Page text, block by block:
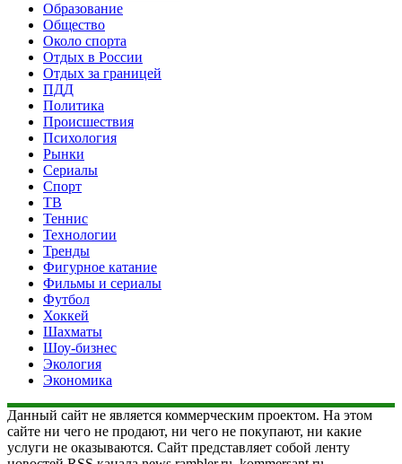
Образование
Общество
Около спорта
Отдых в России
Отдых за границей
ПДД
Политика
Происшествия
Психология
Рынки
Сериалы
Спорт
ТВ
Теннис
Технологии
Тренды
Фигурное катание
Фильмы и сериалы
Футбол
Хоккей
Шахматы
Шоу-бизнес
Экология
Экономика
Данный сайт не является коммерческим проектом. На этом
сайте ни чего не продают, ни чего не покупают, ни какие
услуги не оказываются. Сайт представляет собой ленту